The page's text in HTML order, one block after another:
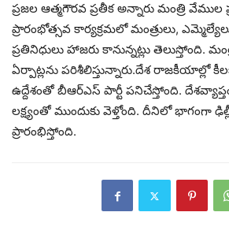
ప్రజల ఆత్మగౌరవ ప్రతీక అన్నారు మంత్రి వేముల
ప్రారంభోత్సవ కార్యక్రమలో మంత్రులు,
ప్రతినిధులు హాజరు కానున్నట్లు తెలుస్తోంది.
ఏర్పాట్లను పరిశీలిస్తున్నారు.దేశ రాజకీయాల్లో
ఉద్దేశంతో బీఆర్‌ఎస్ పార్టీ పనిచేస్తోంది.
లక్ష్యంతో ముందుకు వెళ్తోంది. దీనిలో భాగంగా
ప్రారంభిస్తోంది.